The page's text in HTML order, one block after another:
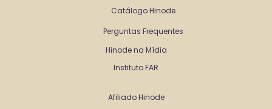
Catálogo Hinode
Perguntas Frequentes
Hinode na Mídia
Instituto FAR
Afiliado Hinode